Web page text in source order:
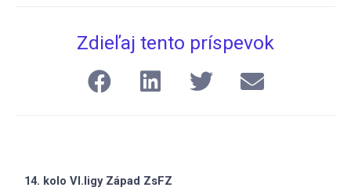
Zdieľaj tento príspevok
14. kolo VI.ligy Západ ZsFZ